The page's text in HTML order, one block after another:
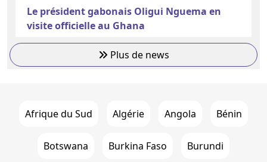
Le président gabonais Oligui Nguema en
visite officielle au Ghana
Plus de news
Afrique du Sud Algérie Angola Bénin
Botswana Burkina Faso Burundi